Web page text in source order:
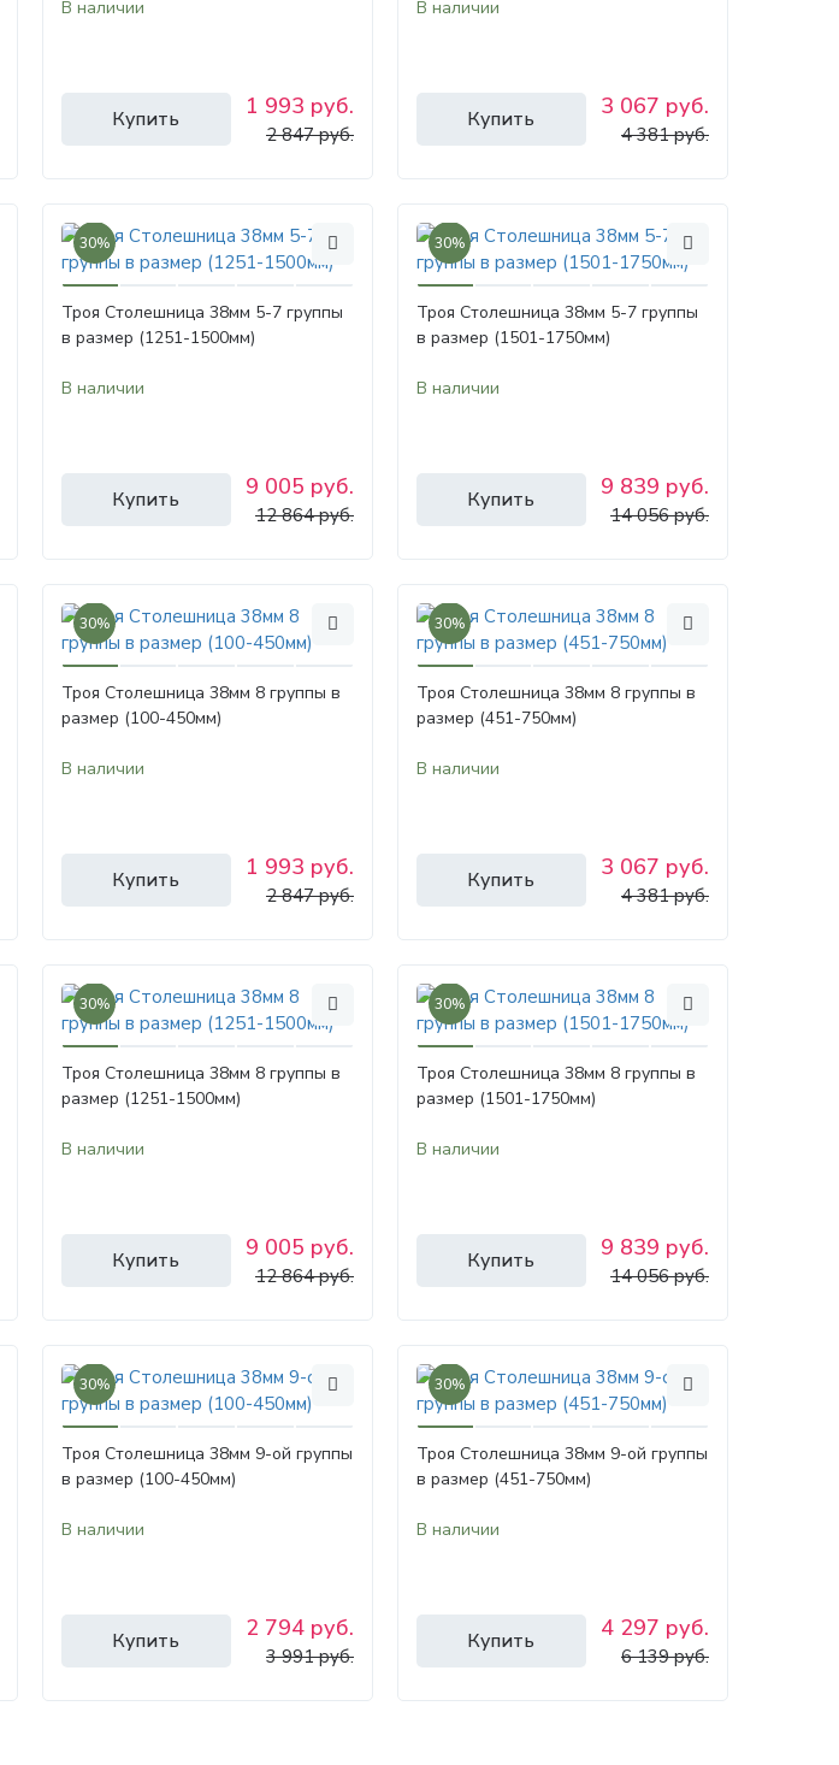
В наличии
Купить 1 993 руб.
2 847 руб.
В наличии
Купить 3 067 руб.
4 381 руб.
30%
Троя Столешница 38мм 5-7 группы
в размер (1251-1500мм)
В наличии
Купить 9 005 руб.
12 864 руб.
30%
Троя Столешница 38мм 5-7 группы
в размер (1501-1750мм)
В наличии
Купить 9 839 руб.
14 056 руб.
30%
Троя Столешница 38мм 8 группы в
размер (100-450мм)
В наличии
Купить 1 993 руб.
2 847 руб.
30%
Троя Столешница 38мм 8 группы в
размер (451-750мм)
В наличии
Купить 3 067 руб.
4 381 руб.
30%
Троя Столешница 38мм 8 группы в
размер (1251-1500мм)
В наличии
Купить 9 005 руб.
12 864 руб.
30%
Троя Столешница 38мм 8 группы в
размер (1501-1750мм)
В наличии
Купить 9 839 руб.
14 056 руб.
30%
Троя Столешница 38мм 9-ой группы
в размер (100-450мм)
В наличии
Купить 2 794 руб.
3 991 руб.
30%
Троя Столешница 38мм 9-ой группы
в размер (451-750мм)
В наличии
Купить 4 297 руб.
6 139 руб.